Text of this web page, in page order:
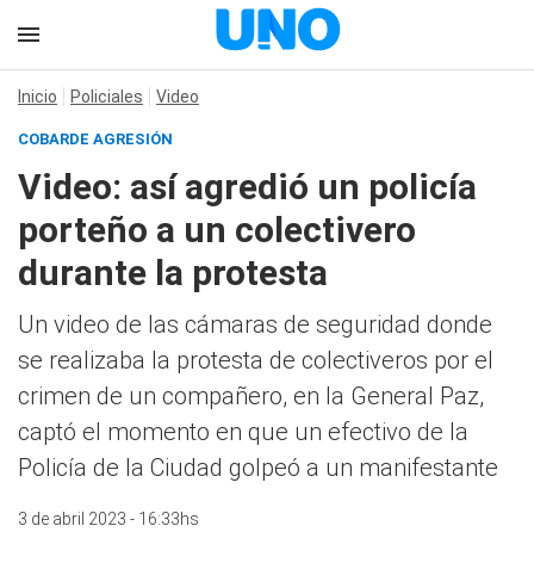
Inicio Policiales Video
COBARDE AGRESIÓN
Video: así agredió un policía
porteño a un colectivero
durante la protesta
Un video de las cámaras de seguridad donde
se realizaba la protesta de colectiveros por el
crimen de un compañero, en la General Paz,
captó el momento en que un efectivo de la
Policía de la Ciudad golpeó a un manifestante
3 de abril 2023 - 16:33hs